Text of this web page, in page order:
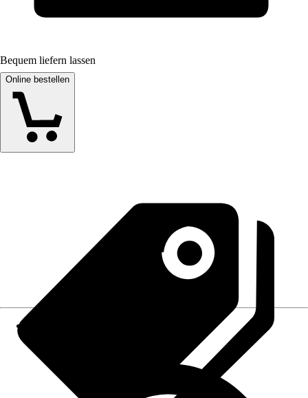
Bequem liefern lassen
Online bestellen